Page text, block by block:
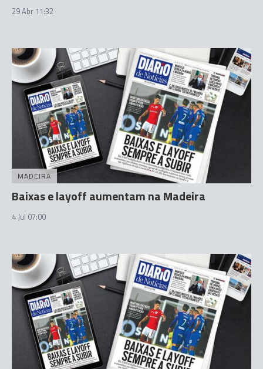
29 Abr 11:32
MADEIRA
Baixas e layoff aumentam na Madeira
4 Jul 07:00